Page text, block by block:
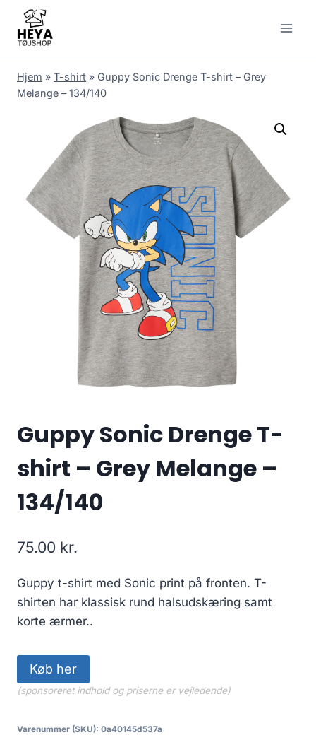
content
Hjem » T-shirt » Guppy Sonic Drenge T-shirt – Grey
Melange – 134/140
Guppy Sonic Drenge T-
shirt – Grey Melange –
134/140
75.00 kr.
Guppy t-shirt med Sonic print på fronten. T-
shirten har klassisk rund halsudskæring samt
korte ærmer..
Køb her
(sponsoreret indhold og priserne er vejledende)
Varenummer (SKU): 0a40145d537a